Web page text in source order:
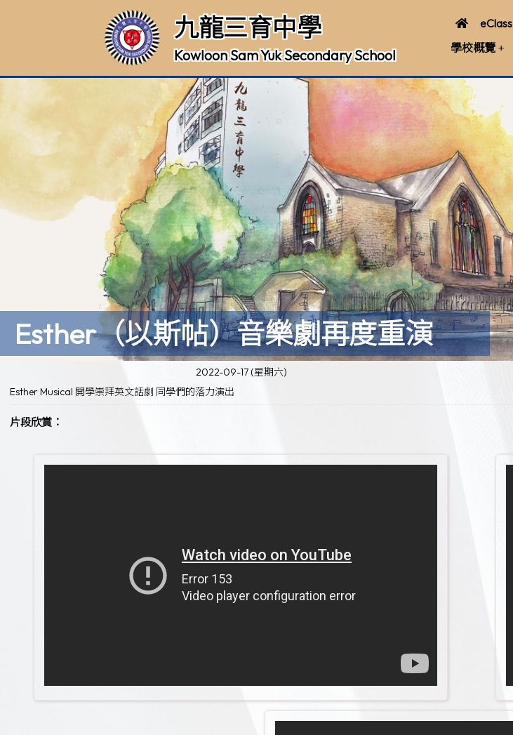
九龍三育中學
Kowloon Sam Yuk Secondary School
eClass
學校概覽
Esther（以斯帖）音樂劇再度重演
2022-09-17 (星期六)
Esther Musical 開學崇拜英文話劇 同學們的落力演出
片段欣賞：